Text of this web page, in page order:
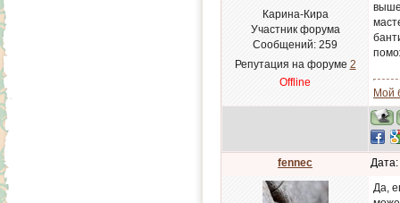
Карина-Кира
Участник форума
Сообщений: 259
Репутация на форуме 2
Offline
Мой
fennec
Да,